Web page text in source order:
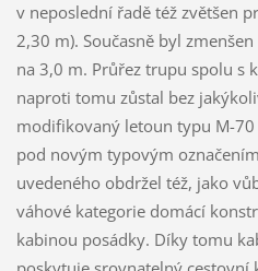
v neposlední řadě též zvětšen
2,30 m). Současně byl
na 3,0 m. Průřez trupu spolu s
naproti tomu zůstal bez
modifikovaný letoun typu M-
pod novým typovým
uvedeného obdržel též, jako
váhové kategorie domácí
kabinou posádky. Díky tomu